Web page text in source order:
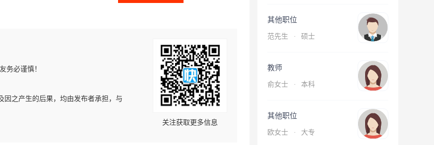
务必谨慎！
因之产生的后果，均由发布者承担，与
关注获取更多信息
其他职位
范先生 · 硕士
教师
俞女士 · 本科
其他职位
欧女士 · 大专